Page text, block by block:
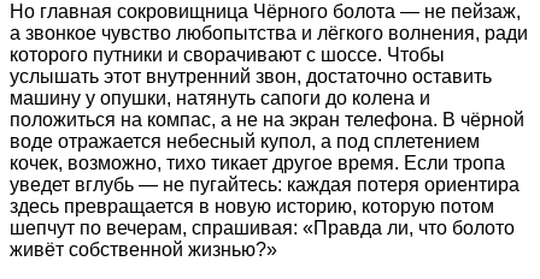
Но главная сокровищница Чёрного болота — не пейзаж,
а звонкое чувство любопытства и лёгкого волнения, ради
которого путники и сворачивают с шоссе. Чтобы
услышать этот внутренний звон, достаточно оставить
машину у опушки, натянуть сапоги до колена и
положиться на компас, а не на экран телефона. В чёрной
воде отражается небесный купол, а под сплетением
кочек, возможно, тихо тикает другое время. Если тропа
уведет вглубь — не пугайтесь: каждая потеря ориентира
здесь превращается в новую историю, которую потом
шепчут по вечерам, спрашивая: «Правда ли, что болото
живёт собственной жизнью?»